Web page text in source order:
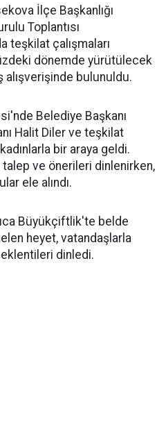
İlçe Başkanlığı
Toplantısı
teşkilat çalışmaları
dönemde yürütülecek
alışverişinde bulunuldu.
Belediye Başkanı
Halit Diler ve teşkilat
kadınlarla bir araya geldi.
talep ve önerileri dinlenirken,
ele alındı.
Büyükçiftlik'te belde
heyet, vatandaşlarla
dinledi.